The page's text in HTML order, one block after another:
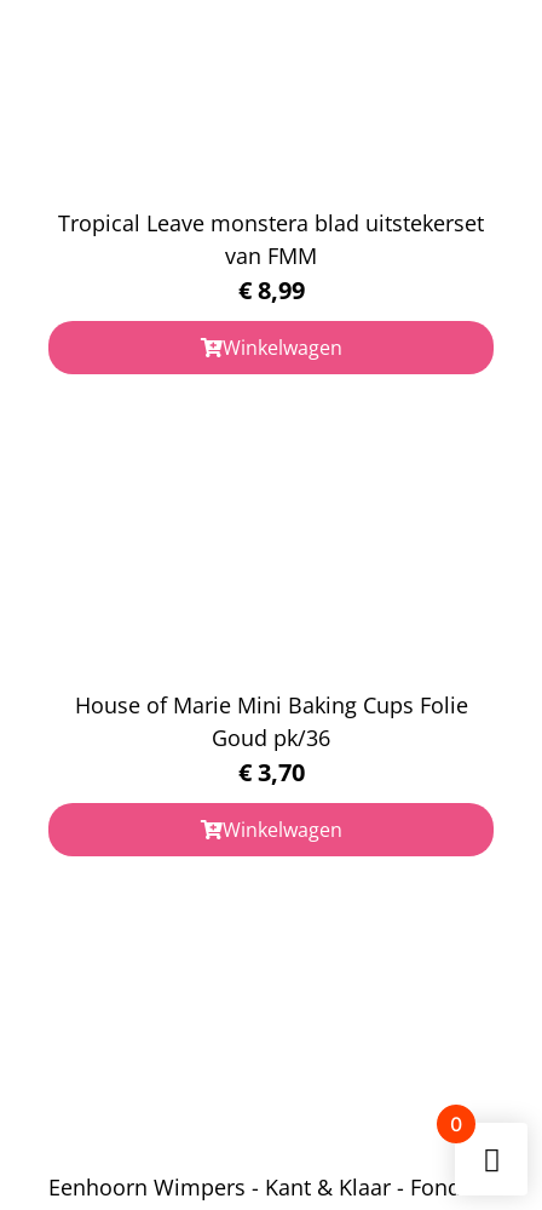
Tropical Leave monstera blad uitstekerset
van FMM
€8,99
Winkelwagen
House of Marie Mini Baking Cups Folie
Goud pk/36
€3,70
Winkelwagen
Eenhoorn Wimpers - Kant & Klaar - Fondant
0